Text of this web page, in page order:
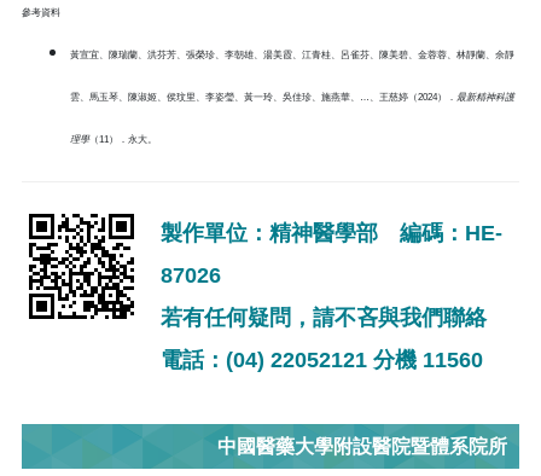
參考資料
黃宣宜、陳瑞蘭、洪芬芳、張榮珍、李朝雄、湯美霞、江青桂、呂雀芬、陳美碧、金蓉蓉、林靜蘭、余靜
雲、馬玉琴、陳淑姬、侯玟里、李姿瑩、黃一玲、吳佳珍、施燕華、…、王慈婷（2024）． 最新精神科護
理學（11）．永大。
製作單位：精神醫學部 編碼：HE-
87026
若有任何疑問，請不吝與我們聯絡
電話：(04) 22052121 分機 11560
中國醫藥大學附設醫院暨體系院所